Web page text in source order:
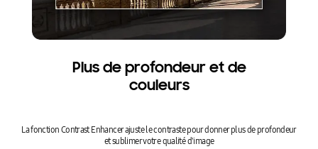
Plus de profondeur et de
couleurs
La fonction Contrast Enhancer ajuste le contraste pour donner plus de profondeur
et sublimer votre qualité d'image